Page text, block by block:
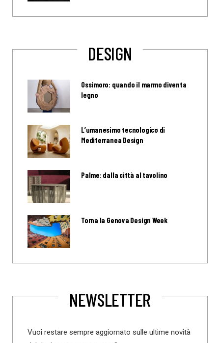
DESIGN
Ossimoro: quando il marmo diventa
legno
L’umanesimo tecnologico di
Mediterranea Design
Palme: dalla città al tavolino
Torna la Genova Design Week
NEWSLETTER
Vuoi restare sempre aggiornato sulle ultime novità